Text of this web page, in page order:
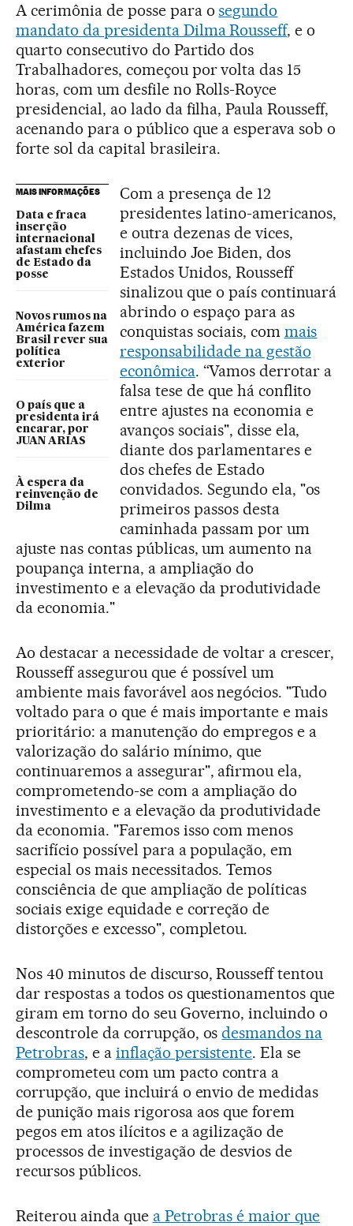
A cerimônia de posse para osegundo
mandato da presidenta Dilma Rousseff, e o
quarto consecutivo do Partido dos
Trabalhadores, começou por volta das 15
horas, com um desfile no Rolls-Royce
presidencial, ao lado da filha, Paula Rousseff,
acenando para o público que a esperava sob o
forte sol da capital brasileira.
MAIS INFORMAÇÕES
Data e fraca
inserção
internacional
afastam chefes
de Estado da
posse
Novos rumos na
América fazem
Brasil rever sua
política
exterior
O país que a
presidenta irá
encarar, por
JUAN ARIAS
À espera da
reinvenção de
Dilma
Com a presença de 12
presidentes latino-americanos,
e outra dezenas de vices,
incluindo Joe Biden, dos
Estados Unidos, Rousseff
sinalizou que o país continuará
abrindo o espaço para as
conquistas sociais, com mais
responsabilidade na gestão
econômica. “Vamos derrotar a
falsa tese de que há conflito
entre ajustes na economia e
avanços sociais", disse ela,
diante dos parlamentares e
dos chefes de Estado
convidados. Segundo ela, "os
primeiros passos desta
caminhada passam por um
ajuste nas contas públicas, um aumento na
poupança interna, a ampliação do
investimento e a elevação da produtividade
da economia."
Ao destacar a necessidade de voltar a crescer,
Rousseff assegurou que é possível um
ambiente mais favorável aos negócios. "Tudo
voltado para o que é mais importante e mais
prioritário: a manutenção do empregos e a
valorização do salário mínimo, que
continuaremos a assegurar", afirmou ela,
comprometendo-se com a ampliação do
investimento e a elevação da produtividade
da economia. "Faremos isso com menos
sacrifício possível para a população, em
especial os mais necessitados. Temos
consciência de que ampliação de políticas
sociais exige equidade e correção de
distorções e excesso", completou.
Nos 40 minutos de discurso, Rousseff tentou
dar respostas a todos os questionamentos que
giram em torno do seu Governo, incluindo o
descontrole da corrupção, osdesmandos na
Petrobras, e a inflação persistente. Ela se
comprometeu com um pacto contra a
corrupção, que incluirá o envio de medidas
de punição mais rigorosa aos que forem
pegos em atos ilícitos e a agilização de
processos de investigação de desvios de
recursos públicos.
Reiterou ainda que a Petrobras é maior que